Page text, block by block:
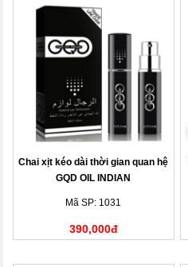
Chai xịt kéo dài thời gian quan hệ
GQD OIL INDIAN
Mã SP: 1031
390,000đ